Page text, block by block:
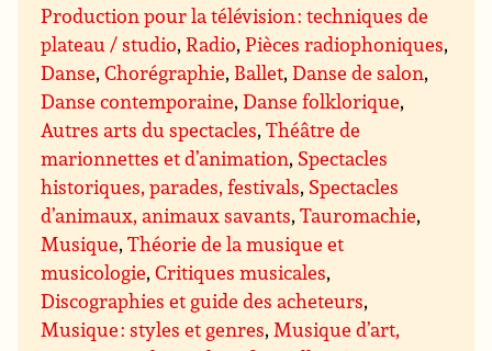
Production pour la télévision : techniques de
plateau / studio,Radio,Pièces radiophoniques,
Danse,Chorégraphie, Ballet,Danse de salon,
Danse contemporaine,Danse folklorique,
Autres arts du spectacles,Théâtre de
marionnettes et d’animation, Spectacles
historiques, parades, festivals, Spectacles
d’animaux, animaux savants,Tauromachie,
Musique,Théorie de la musique et
musicologie,Critiques musicales,
Discographies et guide des acheteurs,
Musique : styles et genres,Musique d’art,